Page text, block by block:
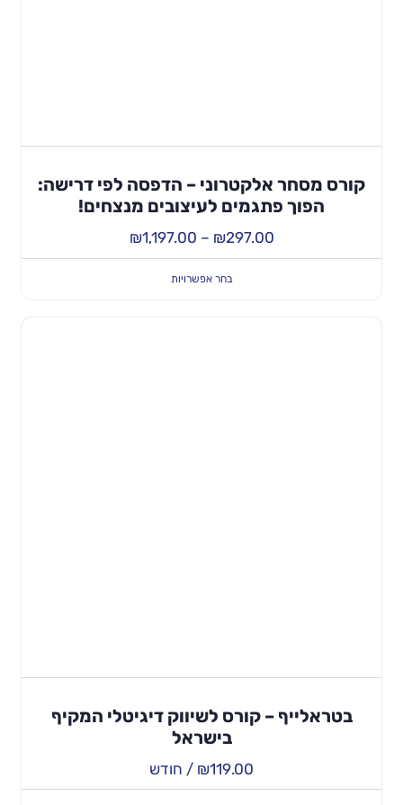
קורס מסחר אלקטרוני – הדפסה לפי דרישה:
הפוך פתגמים לעיצובים מנצחים!
₪297.00
–
₪1,197.00
בחר אפשרויות
בטראלייף – קורס לשיווק דיגיטלי המקיף
בישראל
₪119.00 / חודש